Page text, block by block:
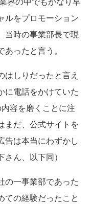
ルをプロモーション
当時の事業部長で現
ったと言う。
はしりだったと言え
に電話をかけていた
容を磨くことに注
まだ、公式サイトを
告は本当にわずかし
ん、以下同）
一事業部であった
ての経験だったこと